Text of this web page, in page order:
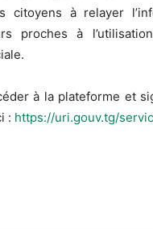
citoyens à relayer
proches à
à la plateforme et
: https://uri.gouv.tg/